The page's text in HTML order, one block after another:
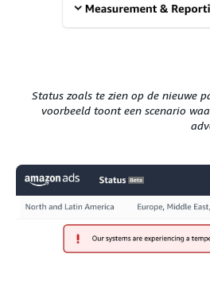
Status zoals te zien op de nieuwe
voorbeeld toont een scenario